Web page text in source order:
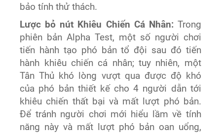
bảo tính thử thách.
Lược bỏ nút Khiêu Chiến Cá Nhân: Trong
phiên bản Alpha Test, một số người chơi
tiến hành tạo phó bản tổ đội sau đó tiến
hành khiêu chiến cá nhân; tuy nhiên, một
Tân Thủ khó lòng vượt qua được độ khó
của phó bản thiết kế cho 4 người dẫn tới
khiêu chiến thất bại và mất lượt phó bản.
Để tránh người chơi mới hiểu lầm về tính
năng này và mất lượt phó bản oan uổng,